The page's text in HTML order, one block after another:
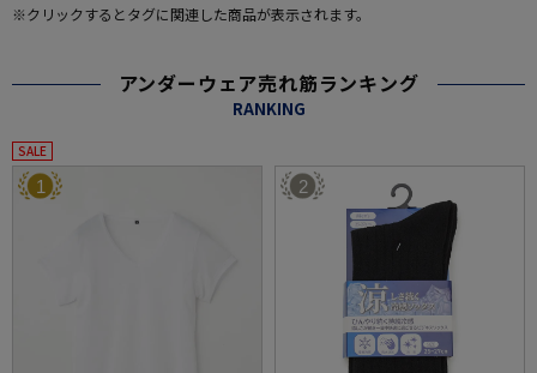
※クリックするとタグに関連した商品が表示されます。
アンダーウェア売れ筋ランキング
RANKING
SALE
1 2